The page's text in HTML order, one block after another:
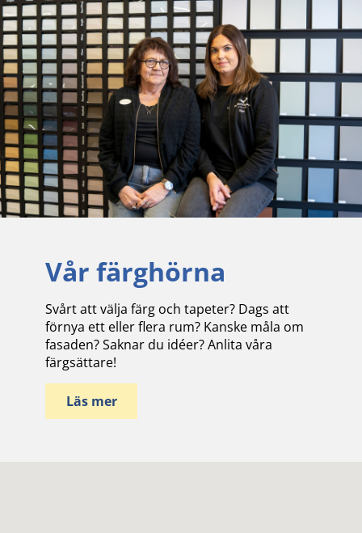
Vår färghörna
Svårt att välja färg och tapeter? Dags att
förnya ett eller flera rum? Kanske måla om
fasaden? Saknar du idéer? Anlita våra
färgsättare!
Läs mer